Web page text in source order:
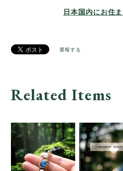
日本国内にお住
通報する
Related Items